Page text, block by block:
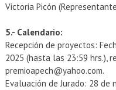
Victoria Picón
5.- Calendario:
Recepción de proyectos:
2025 (hasta las 23:59 hrs.),
premioapech@yahoo.com.
Evaluación de Jurado: 28 de